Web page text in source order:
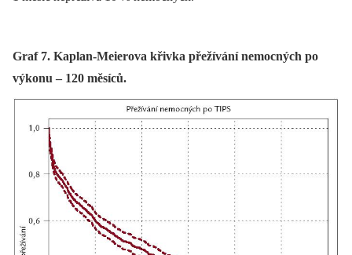
Graf 7. Kaplan-Meierova křivka přežívání nemocných po
výkonu – 120 měsíců.